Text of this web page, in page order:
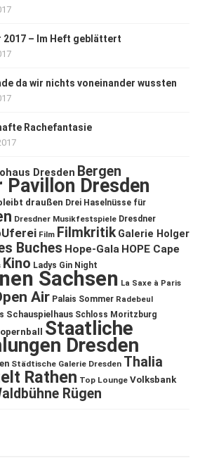
2017 – Im Heft geblättert
da wir nichts voneinander wussten
Rachefantasie
Dresden Bergen
Pavillon Dresden
draußen Drei Haselnüsse für
Dresdner Musikfestspiele Dresdner
Film Filmkritik Galerie Holger
Buches Hope-Gala HOPE Cape
Kino Ladys Gin Night
Sachsen La Saxe à Paris
Air Palais Sommer Radebeul
Schauspielhaus Schloss Moritzburg
Staatliche
Dresden
Städtische Galerie Dresden Thalia
Rathen Top Lounge Volksbank
Rügen